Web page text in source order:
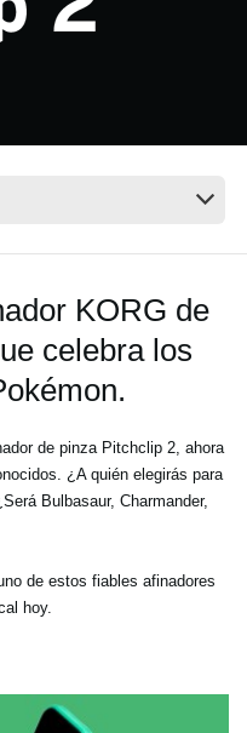
KORG de
celebra los
de pinza Pitchclip 2, ahora
¿A quién elegirás para
Bulbasaur, Charmander,
de estos fiables afinadores
hoy.